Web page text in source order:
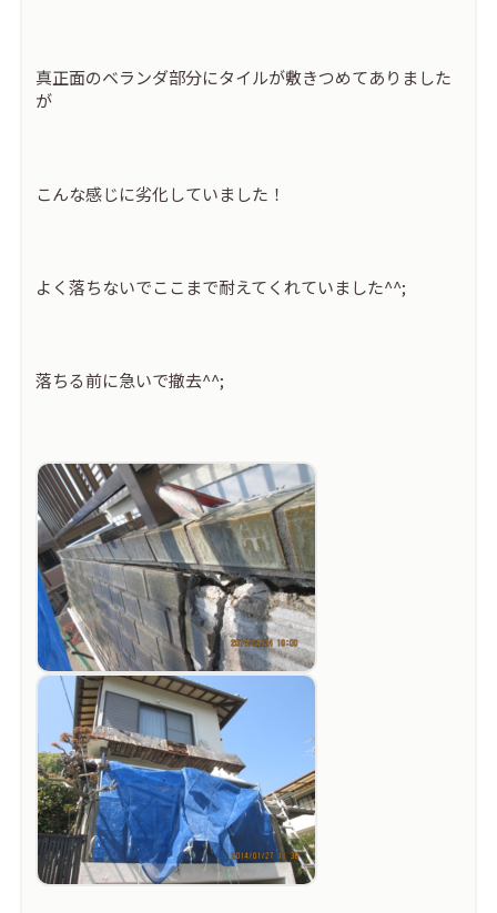
真正面のベランダ部分にタイルが敷きつめてありました
が
こんな感じに劣化していました！
よく落ちないでここまで耐えてくれていました^^;
落ちる前に急いで撤去^^;